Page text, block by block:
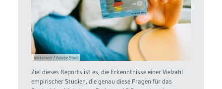
nikkimeel / Adobe Stocl
Ziel dieses Reports ist es, die Erkenntnisse einer Vielzahl
empirischer Studien, die genau diese Fragen für das